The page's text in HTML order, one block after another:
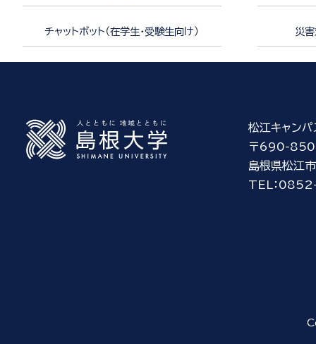
チャットボット（在学生・受験生向け） 災
松江キャンパ
〒690-
島根県松江
TEL：